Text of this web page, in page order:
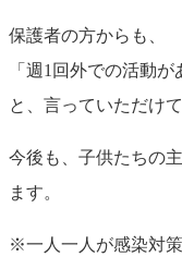
保護者の方からも、
「週1回外での活動
と、言っていただけて
今後も、子供たちの
ます。
※一人一人が感染対